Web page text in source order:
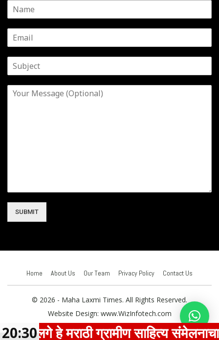
SUBMIT
Home About Us Our Team Privacy Policy Contact Us
© 2026 - Maha Laxmi Times. All Rights Reserved.
Website Design: www.WizInfotech.com
नलगे हे मराठी ग्रामीण साहित्य संमेलनाचा
20:30